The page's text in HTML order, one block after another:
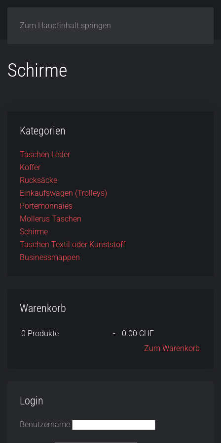
Zum Hauptinhalt springen
Schirme
Kategorien
Taschen Leder
Koffer
Rucksäcke
Einkaufswagen (Trolleys)
Portemonnaies
Mollerus Taschen
Schirme
Taschen Textil oder Kunststoff
Businessmappen
Warenkorb
0 Produkte -
0.00 CHF
Zum Warenkorb
Login
Benutzername